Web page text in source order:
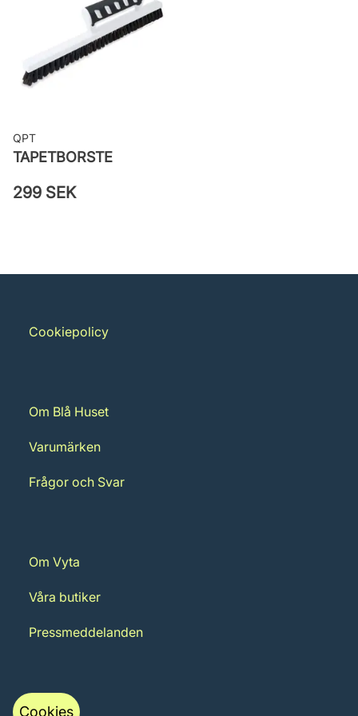
Leverantörens artikelnummer:
MISP1388
QPT
TAPETBORSTE
299 SEK
Cookiepolicy
Om Blå Huset
Varumärken
Frågor och Svar
Om Vyta
Våra butiker
Pressmeddelanden
Cookies